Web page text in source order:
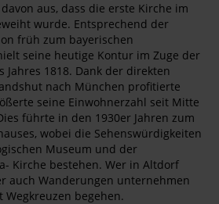
aus, dass die erste Kirche im
wurde. Entsprechend der
früh zum bayerischen
seine heutige Kontur im Zuge der
Jahres 1818. Dank der direkten
nach München profitierte
seine Einwohnerzahl seit Mitte
führte in den 1930er Jahren zum
wobei die Sehenswürdigkeiten
Museum und der
Kirche bestehen. Wer in Altdorf
auch Wanderungen unternehmen
begehen.